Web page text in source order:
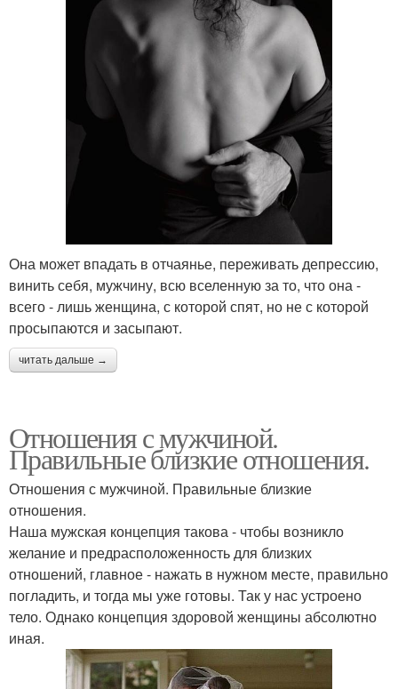
Она может впадать в отчаянье, переживать депрессию,
винить себя, мужчину, всю вселенную за то, что она -
всего - лишь женщина, с которой спят, но не с которой
просыпаются и засыпают.
читать дальше →
Отношения с мужчиной.
Правильные близкие отношения.
Отношения с мужчиной. Правильные близкие
отношения.
Наша мужская концепция такова - чтобы возникло
желание и предрасположенность для близких
отношений, главное - нажать в нужном месте, правильно
погладить, и тогда мы уже готовы. Так у нас устроено
тело. Однако концепция здоровой женщины абсолютно
иная.